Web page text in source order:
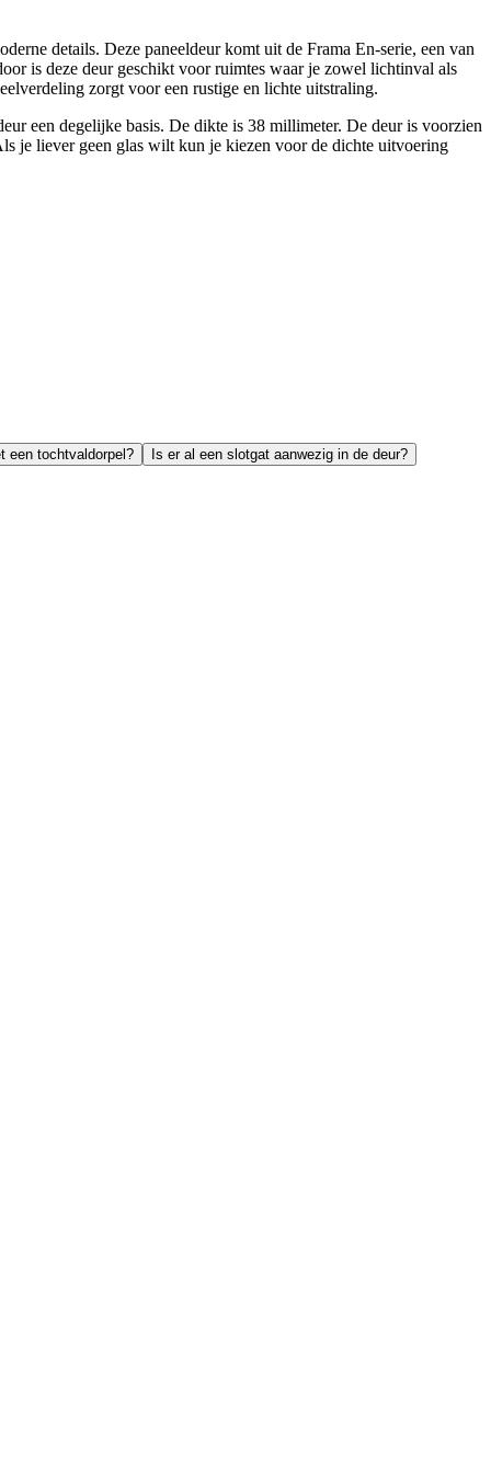
details. Deze paneeldeur komt uit de Frama En-serie, een van
is deze deur geschikt voor ruimtes waar je zowel lichtinval als
zorgt voor een rustige en lichte uitstraling.
een degelijke basis. De dikte is 38 millimeter. De deur is voorzien
je liever geen glas wilt kun je kiezen voor de dichte uitvoering
een tochtvaldorpel? Is er al een slotgat aanwezig in de deur?